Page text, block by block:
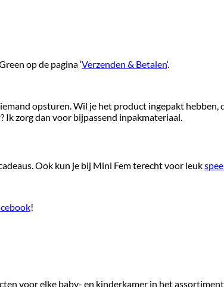
op de pagina ‘Verzenden & Betalen‘.
opsturen. Wil je het product ingepakt
Ik zorg dan voor bijpassend inpakmateriaal.
Ook kun je bij Mini Fem terecht voor leuk
!
voor elke baby- en kinderkamer in het